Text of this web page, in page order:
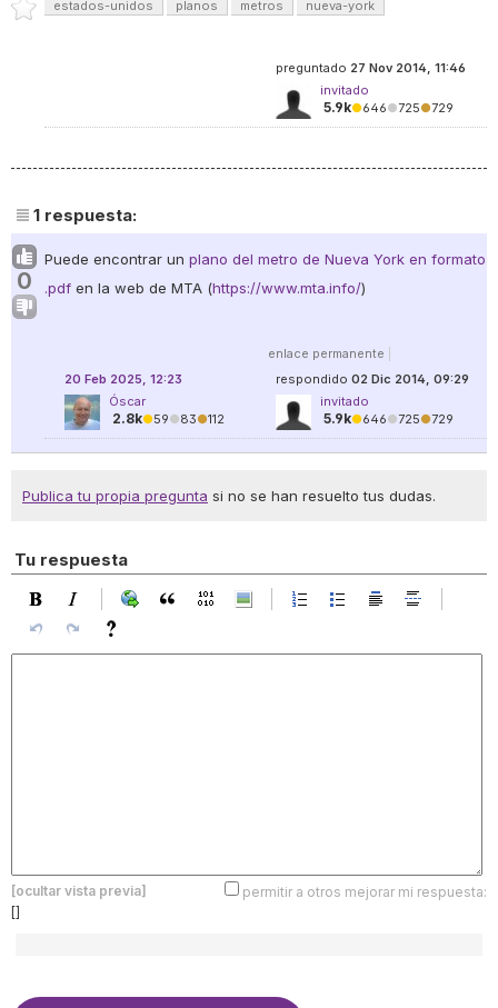
estados-unidos planos metros nueva-york
preguntado 27 Nov 2014, 11:46
invitado
5.9k●646●725●729
1 respuesta:
0
Puede encontrar un plano del metro de Nueva York en formato
.pdf en la web de MTA (https://www.mta.info/)
enlace permanente
respondido 02 Dic 2014, 09:29
invitado
5.9k●646●725●729
20 Feb 2025, 12:23
Óscar
2.8k●59●83●112
Publica tu propia pregunta si no se han resuelto tus dudas.
Tu respuesta
[ocultar vista previa]
permitir a otros mejorar mi respuesta:
[]